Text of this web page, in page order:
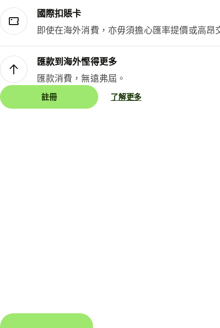
國際扣賬卡
即使在海外消費，亦毋須擔心匯率提價或高昂
匯款到海外慳得更多
匯款消費，無遠弗屆。
註冊 了解更多